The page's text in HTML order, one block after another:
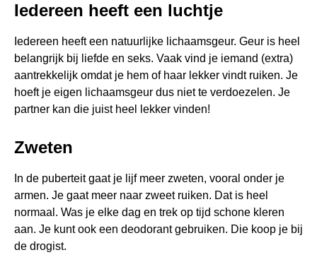
Iedereen heeft een luchtje
Iedereen heeft een natuurlijke lichaamsgeur. Geur is heel
belangrijk bij liefde en seks. Vaak vind je iemand (extra)
aantrekkelijk omdat je hem of haar lekker vindt ruiken. Je
hoeft je eigen lichaamsgeur dus niet te verdoezelen. Je
partner kan die juist heel lekker vinden!
Zweten
In de puberteit gaat je lijf meer zweten, vooral onder je
armen. Je gaat meer naar zweet ruiken. Dat is heel
normaal. Was je elke dag en trek op tijd schone kleren
aan. Je kunt ook een deodorant gebruiken. Die koop je bij
de drogist.